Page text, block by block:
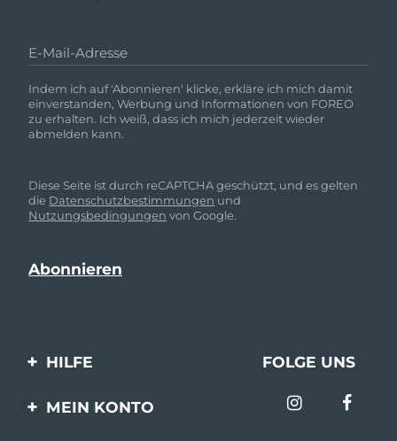
E-Mail-Adresse
Indem ich auf 'Abonnieren' klicke, erkläre ich mich damit
einverstanden, Werbung und Informationen von FOREO
zu erhalten. Ich weiß, dass ich mich jederzeit wieder
abmelden kann.
Diese Seite ist durch reCAPTCHA geschützt, und es gelten
die Datenschutzbestimmungen und
Nutzungsbedingungen von Google.
HILFE
Kontaktiere uns
FOLGE UNS
MEIN KONTO